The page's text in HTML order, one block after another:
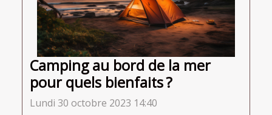
Camping au bord de la mer
pour quels bienfaits ?
Lundi 30 octobre 2023 14:40